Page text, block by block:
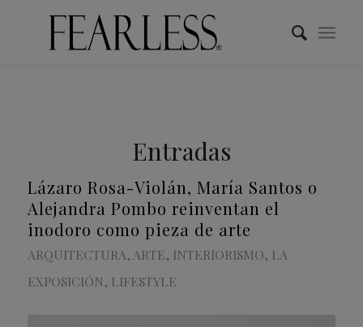
Entradas
Lázaro Rosa-Violán, María Santos o
Alejandra Pombo reinventan el
inodoro como pieza de arte
ARQUITECTURA, ARTE, INTERIORISMO, LA
EXPOSICIÓN, LIFESTYLE